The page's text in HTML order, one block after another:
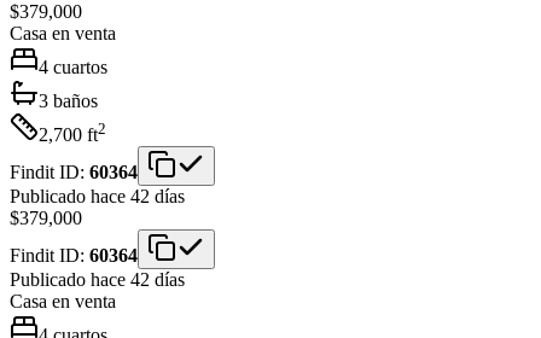
$379,000
Casa en venta
4 cuartos
3 baños
2,700 ft2
Findit ID: 60364
Publicado hace 42 días
$379,000
Findit ID: 60364
Publicado hace 42 días
Casa en venta